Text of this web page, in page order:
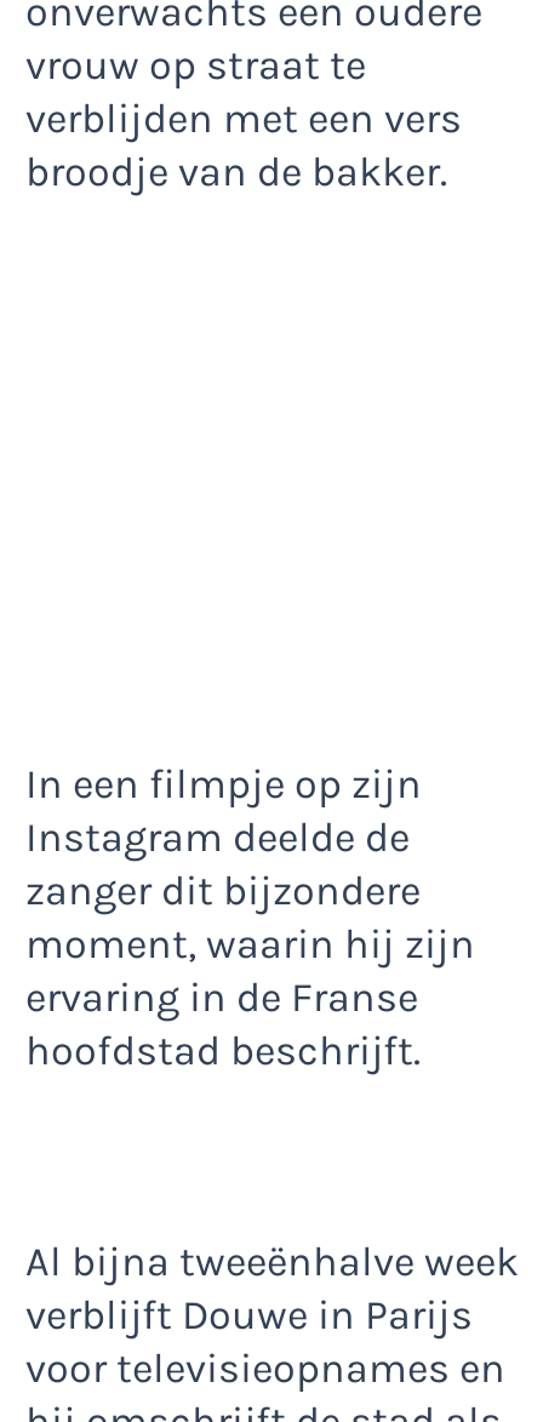
onverwachts een oudere
vrouw op straat te
verblijden met een vers
broodje van de bakker.
In een filmpje op zijn
Instagram deelde de
zanger dit bijzondere
moment, waarin hij zijn
ervaring in de Franse
hoofdstad beschrijft.
Al bijna tweeënhalve week
verblijft Douwe in Parijs
voor televisieopnames en